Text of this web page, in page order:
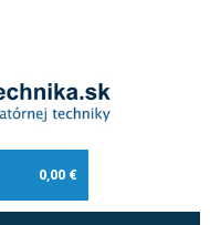
0,00 €